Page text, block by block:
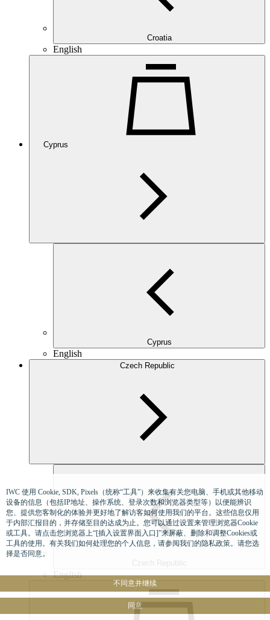
Croatia
English
Cyprus
Cyprus
English
Czech Republic
Czech Republic
English
IWC 使用 Cookie, SDK, Pixels（统称“工具”）来收集有关您电脑、手机或其他移动
设备的信息（包括IP地址、操作系统、登录次数和浏览器类型等）以便能辨识
您、提供您客制化的体验并更好地了解访客如何使用我们的平台。这些信息仅用
于内部汇报目的，并存储至目的达成为止。您可以通过设置来管理浏览器Cookie
或工具。请点击您浏览器上“[插入设置界面入口]”来屏蔽、删除和调整Cookies或
工具的使用。有关我们如何处理您的个人信息，请参阅我们的隐私政策。请您选
择是否同意。
不同意并继续
同意